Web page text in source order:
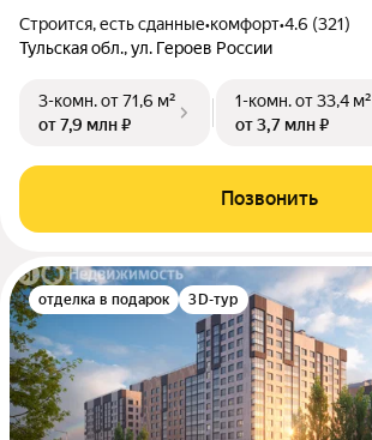
Строится, есть сданные•комфорт•4.6 (321)
Тульская обл., ул. Героев России
3-комн.от 71,6 м²
от 7,9 млн ₽
1-комн.от 33,4 м²
от 3,7 млн ₽
Позвонить
отделка в подарок 3D-тур